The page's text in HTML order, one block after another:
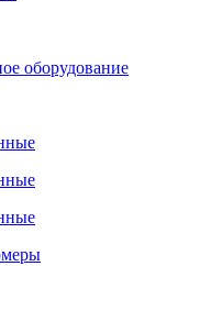
оборудование